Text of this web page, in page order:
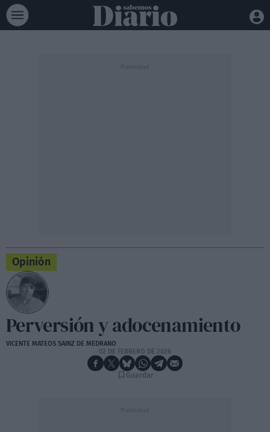
Opinión
Perversión y adocenamiento
VICENTE MATEOS SAINZ DE MEDRANO
02 DE FEBRERO DE 2026
Guardar